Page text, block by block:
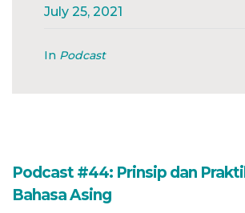
July 25, 2021
In Podcast
Podcast #44: Prinsip dan
Bahasa Asing